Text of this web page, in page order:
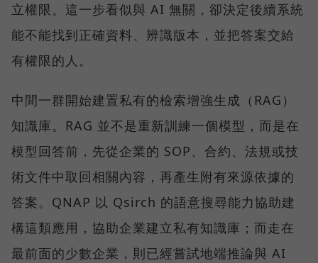
立權限。這一步看似與 AI 無關，卻決定後續系統
能不能找到正確資料、辨識版本，並把答案交給
有權限的人。
中間一群開始建置私有的檢索增強生成（RAG）
知識庫。RAG 並不是重新訓練一個模型，而是在
模型回答前，先從企業的 SOP、合約、法規或技
術文件中取回相關內容，再產生附有來源依據的
答案。QNAP 以 Qsirch 的語意搜尋能力協助建
構這類應用，協助企業建立私有知識庫；而走在
最前面的少數企業，則已經嘗試地端推論與 AI